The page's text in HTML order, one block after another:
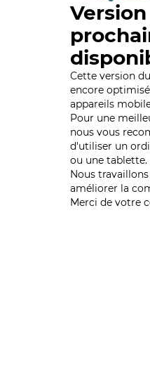
Cette version
encore
appareils
Pour une
nous vous
d'utiliser un
ou une tablette.
Nous
améliorer la
Merci de votre